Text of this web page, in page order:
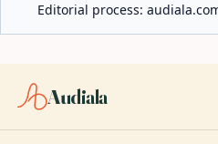
Editorial process:
Audiala